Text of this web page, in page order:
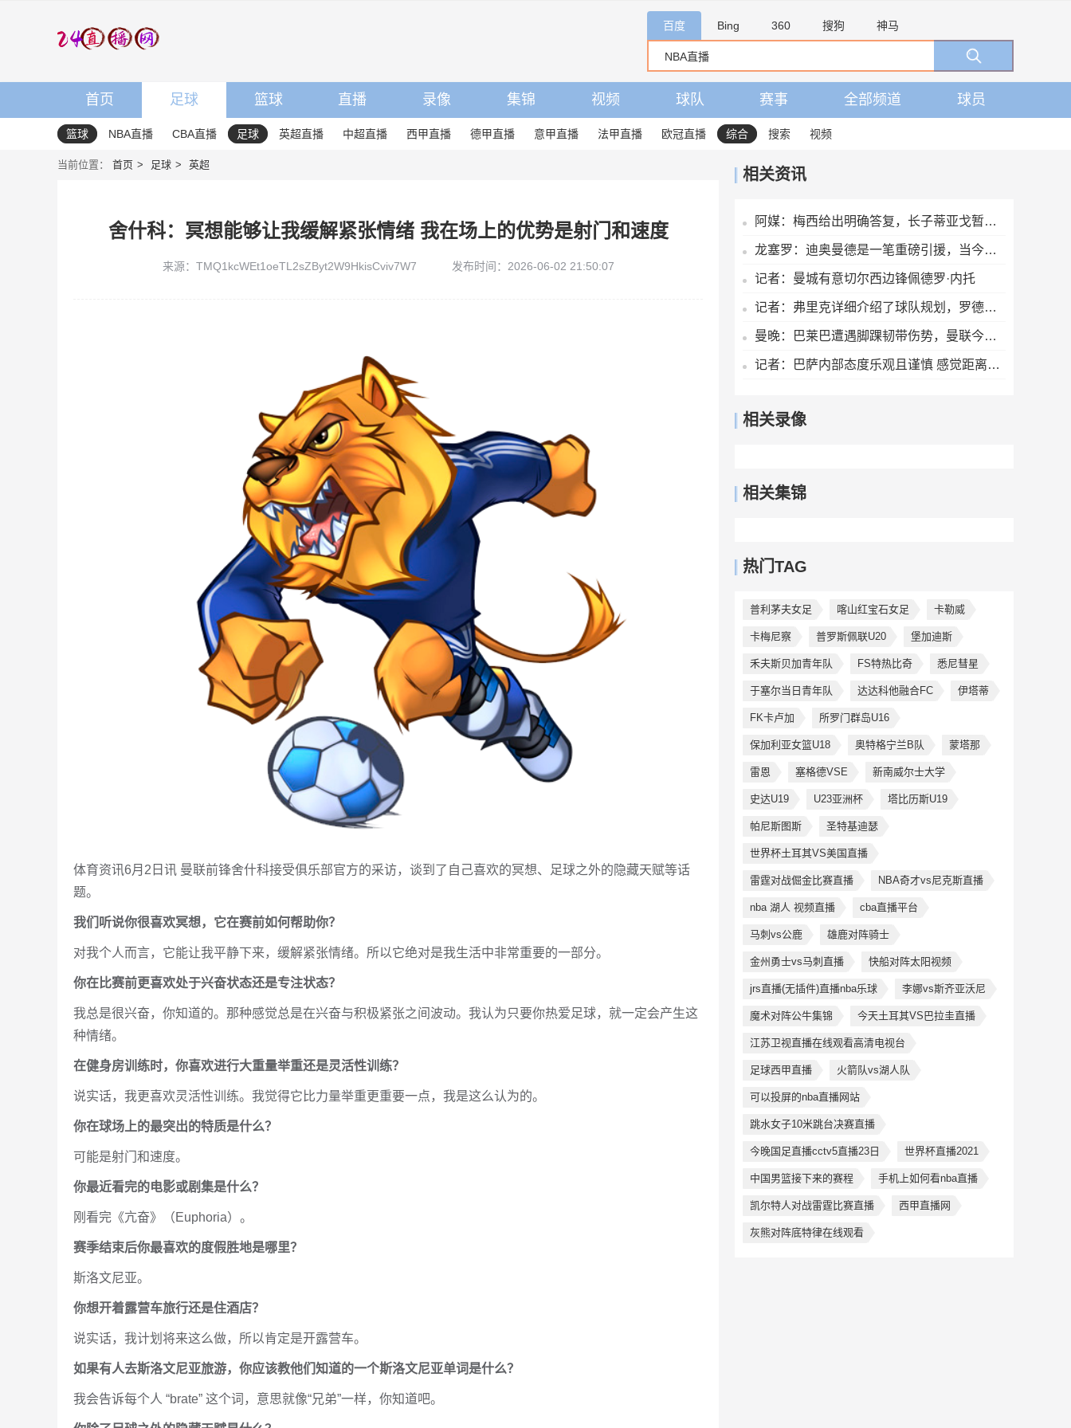
百度 Bing 360 搜狗 神马
首页 足球 篮球 直播 录像 集锦 视频 球队 赛事 全部频道 球员
篮球 NBA直播 CBA直播 足球 英超直播 中超直播 西甲直播 德甲直播 意甲直播 法甲直播 欧冠直播 综合 搜索 视频
当前位置： 首页 足球 英超
舍什科：冥想能够让我缓解紧张情绪 我在场上的优势是射门和速度
来源：TMQ1kcWEt1oeTL2sZByt2W9HkisCviv7W7 发布时间：2026-06-02 21:50:07
体育资讯6月2日讯 曼联前锋舍什科接受俱乐部官方的采访，谈到了自己喜欢的冥想、足球之外的隐藏天赋等话
题。
我们听说你很喜欢冥想，它在赛前如何帮助你？
对我个人而言，它能让我平静下来，缓解紧张情绪。所以它绝对是我生活中非常重要的一部分。
你在比赛前更喜欢处于兴奋状态还是专注状态？
我总是很兴奋，你知道的。那种感觉总是在兴奋与积极紧张之间波动。我认为只要你热爱足球，就一定会产生这
种情绪。
在健身房训练时，你喜欢进行大重量举重还是灵活性训练？
说实话，我更喜欢灵活性训练。我觉得它比力量举重更重要一点，我是这么认为的。
你在球场上的最突出的特质是什么？
可能是射门和速度。
你最近看完的电影或剧集是什么？
刚看完《亢奋》（Euphoria）。
赛季结束后你最喜欢的度假胜地是哪里？
斯洛文尼亚。
你想开着露营车旅行还是住酒店？
说实话，我计划将来这么做，所以肯定是开露营车。
如果有人去斯洛文尼亚旅游，你应该教他们知道的一个斯洛文尼亚单词是什么？
我会告诉每个人 “brate” 这个词，意思就像“兄弟”一样，你知道吧。
相关资讯
阿媒：梅西给出明确答复，长子蒂亚戈暂时不会前往拉玛西亚青训
龙塞罗：迪奥曼德是一笔重磅引援，当今皇马坐拥世界独一档攻击线
记者：曼城有意切尔西边锋佩德罗·内托
记者：弗里克详细介绍了球队规划，罗德里非常认可并选择加盟巴萨
曼晚：巴莱巴遭遇脚踝韧带伤势，曼联今夏大概率不会继续追求他
记者：巴萨内部态度乐观且谨慎 感觉距离罗德里转会完成更近了
相关录像
相关集锦
热门TAG
普利茅夫女足 喀山红宝石女足 卡勒威
卡梅尼察 普罗斯佩联U20 堡加迪斯
禾夫斯贝加青年队 FS特热比奇 悉尼彗星
于塞尔当日青年队 达达科他融合FC 伊塔蒂
FK卡卢加 所罗门群岛U16
保加利亚女篮U18 奥特格宁兰B队 蒙塔那
雷恩 塞格德VSE 新南威尔士大学
史达U19 U23亚洲杯 塔比历斯U19
帕尼斯图斯 圣特基迪瑟
世界杯土耳其VS美国直播
雷霆对战倔金比赛直播 NBA奇才vs尼克斯直播
nba 湖人 视频直播 cba直播平台
马刺vs公鹿 雄鹿对阵骑士
金州勇士vs马刺直播 快船对阵太阳视频
jrs直播(无插件)直播nba乐球 李娜vs斯齐亚沃尼
魔术对阵公牛集锦 今天土耳其VS巴拉圭直播
江苏卫视直播在线观看高清电视台
足球西甲直播 火箭队vs湖人队
可以投屏的nba直播网站
跳水女子10米跳台决赛直播
今晚国足直播cctv5直播23日 世界杯直播2021
中国男篮接下来的赛程 手机上如何看nba直播
凯尔特人对战雷霆比赛直播 西甲直播网
灰熊对阵底特律在线观看